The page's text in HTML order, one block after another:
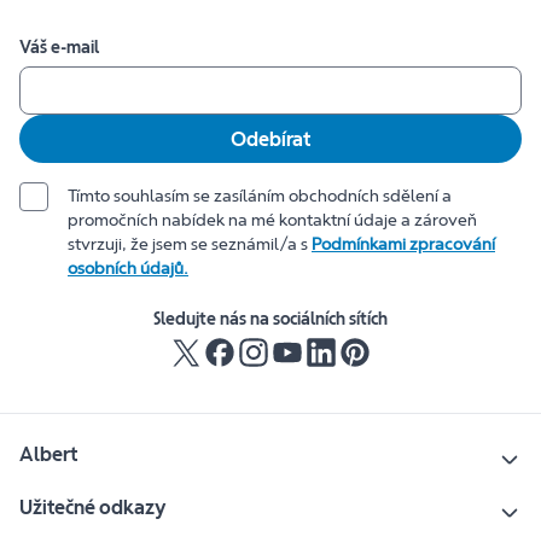
Váš e-mail
Odebírat
Tímto souhlasím se zasíláním obchodních sdělení a
promočních nabídek na mé kontaktní údaje a zároveň
stvrzuji, že jsem se seznámil/a s Podmínkami zpracování
osobních údajů.
Sledujte nás na sociálních sítích
Albert
Užitečné odkazy